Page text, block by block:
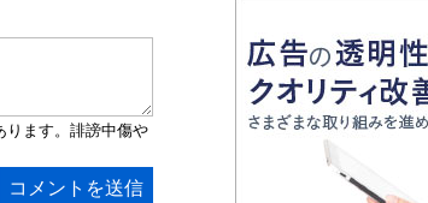
「宇宙兄弟」最終46
開発への関心を押し上
版には「宇宙で描かれ
Book Bang
友近氏、絶賛！ 鎌倉
人々が新たな一歩を踏
とりのプラネット』試し